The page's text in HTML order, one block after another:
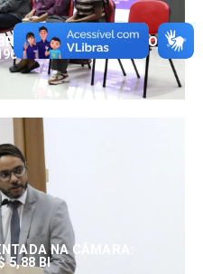
EDUARDO SERRANO,
NA CÂMARA:
5,88 BI